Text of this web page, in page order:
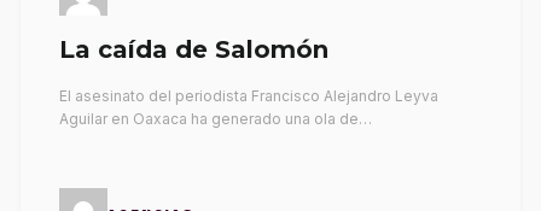
La caída de Salomón
El asesinato del periodista Francisco Alejandro Leyva
Aguilar en Oaxaca ha generado una ola de…